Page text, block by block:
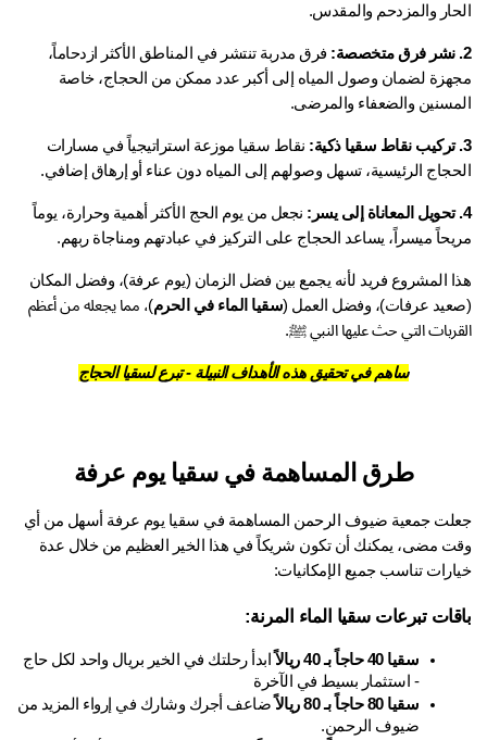
والمزدحم والمقدس.
فرق مدربة تنتشر في المناطق الأكثر ازدحاماً،
مجهزة لضمان وصول المياه إلى أكبر عدد ممكن من الحجاج، خاصة
والضعفاء والمرضى.
نقاط سقيا موزعة استراتيجياً في مسارات
الرئيسية، تسهل وصولهم إلى المياه دون عناء أو إرهاق إضافي.
ميسراً، يساعد الحجاج على التركيز في عبادتهم ومناجاة ربهم.
هذا المشروع فريد لأنه يجمع بين فضل الزمان (يوم عرفة)، وفضل المكان
عرفات)، وفضل العمل (سقيا الماء في الحرم
)، مما يجعله من أعظم
التي حث عليها النبي ﷺ.
ساهم في تحقيق هذه الأهداف النبيلة - تبرع لسقيا الحجاج
طرق المساهمة في سقيا يوم عرفة
جمعية ضيوف الرحمن المساهمة في سقيا يوم عرفة
أسهل من أي
تناسب جميع الإمكانيات:
تبرعات سقيا الماء المرنة:
سقيا 40 حاجاً بـ 40 ريالاً
- استثمار بسيط في الآخرة
سقيا 80 حاجاً بـ 80 ريالاً
ضاعف أجرك وشارك في إرواء المزيد من
ضيوف الرحمن.